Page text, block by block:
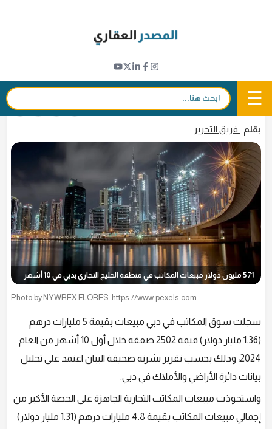
☰ بحث:
1.36 مليار دولار مبيعات المكاتب في دبي خلال
أول 10 أشهر من 2024
17 نوفمبر 2024 - 20:45 f
𝕏
in
بقلم فريق التحرير
571 مليون دولار مبيعات المكاتب في منطقة الخليج التجاري بدبي في 10 أشهر
Photo by NYWREX FLORES: https://www.pexels.com
سجلت سوق المكاتب في دبي مبيعات بقيمة 5 مليارات درهم
(1.36 مليار دولار) قيمة 2502 صفقة خلال أول 10 أشهر من العام
2024، وذلك بحسب تقرير نشرته صحيفة البيان اعتمد على تحليل
بيانات دائرة الأراضي والأملاك في دبي.
واستحوذت مبيعات المكاتب التجارية الجاهزة على الحصة الأكبر من
إجمالي مبيعات المكاتب بقيمة 4.8 مليارات درهم (1.31 مليار دولار)